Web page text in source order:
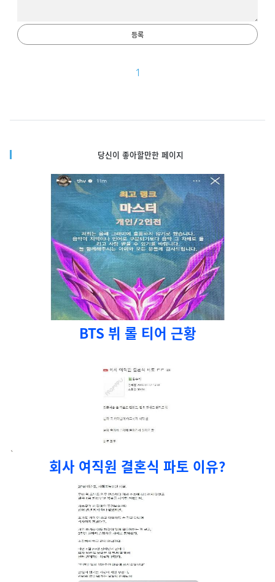
등록
1
당신이 좋아할만한 페이지
BTS 뷔 롤 티어 근황
회사 여직원 결혼식 파토 이유?